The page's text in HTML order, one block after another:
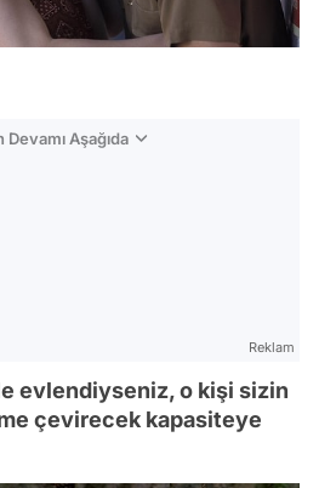
Aşağıda
Reklam
evlendiyseniz, o kişi sizin
çevirecek kapasiteye